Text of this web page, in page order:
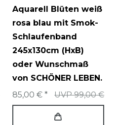
Aquarell Blüten weiß
rosa blau mit Smok-
Schlaufenband
245x130cm (HxB)
oder Wunschmaß
von SCHÖNER LEBEN.
UVP 99,00 €
85,00 € *